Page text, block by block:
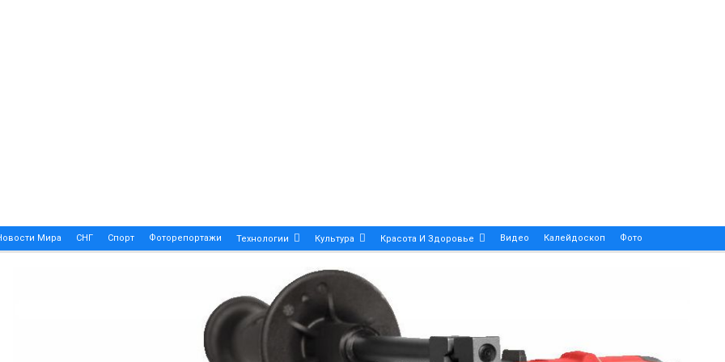
Мира СНГ Спорт Фоторепортажи Технологии Культура Красота И Здоровье Видео Калейдоскоп Фото